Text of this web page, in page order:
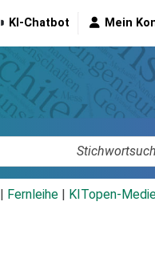
KI-Chatbot Mein
Fernleihe KITopen-